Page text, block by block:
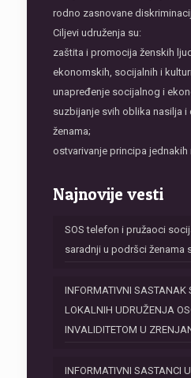
rodno zasnovane
Ciljevi udruženja su:
zaštita i promocija ženskih
ekonomskih, socijalnih i
unapređenje socijalnog i
suzbijanje svih oblika nasilja i
ženama;
ostvarivanje principa
Najnovije vesti
SOS telefon i pružaoci
saradnji u podršci ženama
INFORMATIVNI SASTANAK
LOKALNIH UDRUŽENJA
INVALIDITETOM U
INFORMATIVNI SASTANCI